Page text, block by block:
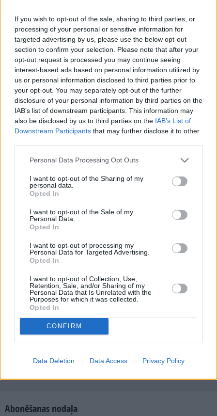
If you wish to opt-out of the sale, sharing to third parties, or
processing of your personal or sensitive information for
targeted advertising by us, please use the below opt-out
section to confirm your selection. Please note that after your
opt-out request is processed you may continue seeing
interest-based ads based on personal information utilized by
us or personal information disclosed to third parties prior to
your opt-out. You may separately opt-out of the further
disclosure of your personal information by third parties on the
IAB’s list of downstream participants. This information may
also be disclosed by us to third parties on the IAB’s List of
Downstream Participants that may further disclose it to other
Personal Data Processing Opt Outs
I want to opt-out of the Sharing of my
personal data.
Opted In
I want to opt-out of the Sale of my
Personal Data.
Opted In
I want to opt-out of processing my
Personal Data for Targeted Advertising.
Opted In
I want to opt-out of Collection, Use,
Retention, Sale, and/or Sharing of my
Personal Data that Is Unrelated with the
Purposes for which it was collected.
Opted In
CONFIRM
Data Deletion Data Access Privacy Policy
Pūcītes stāsts par bebra Bertolda biedējošo sapni.
PIEVIENOT GROZAM
Šī e-izdevuma cena ir1.68 €
vai
E-izdevumu arhīvs
SKATĪT ŽURNĀLA ARHĪVU
Dalies
Abonēšanas nodaļa